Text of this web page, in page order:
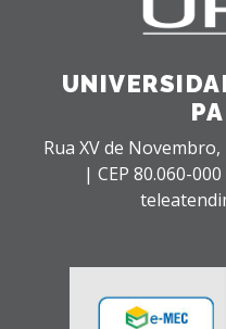
Rua XV de
| CEP 80.060-